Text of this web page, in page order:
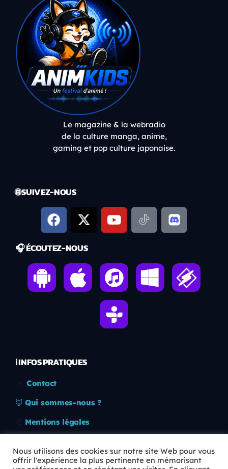
Le magazine & la webradio
de la culture manga, anime,
gaming et pop culture japonaise.
🌐 SUIVEZ-NOUS
🎧 ÉCOUTEZ-NOUS
ℹ️ INFOS PRATIQUES
Contact
🦊 Qui sommes-nous ?
Mentions légales
🛡️ RGPD
Nous utilisons des cookies sur notre site Web pour vous
offrir l'expérience la plus pertinente en mémorisant